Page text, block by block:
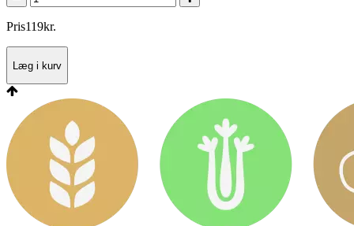
Pris119kr.
Læg i kurv